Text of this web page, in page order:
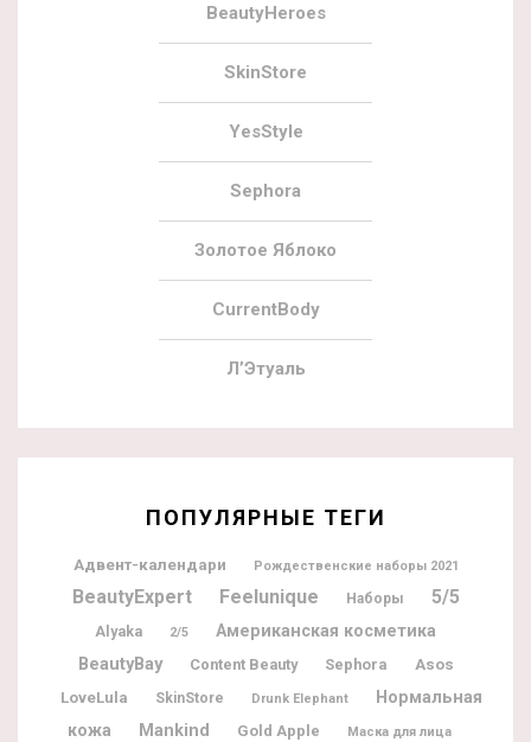
BeautyHeroes
SkinStore
YesStyle
Sephora
Золотое Яблоко
CurrentBody
Л’Этуаль
ПОПУЛЯРНЫЕ ТЕГИ
Адвент-календари Рождественские наборы 2021
BeautyExpert Feelunique Наборы 5/5
Alyaka 2/5 Американская косметика
BeautyBay Content Beauty Sephora
Asos
LoveLula
SkinStore Drunk Elephant
Нормальная
кожа
Mankind Gold Apple Маска для лица